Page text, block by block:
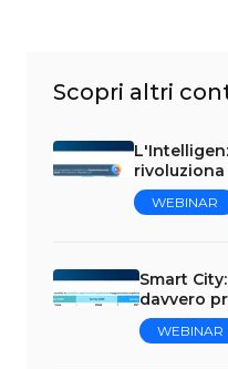
Scopri altri
rivoluziona
WEBINAR
Smart
davvero
WEBINAR